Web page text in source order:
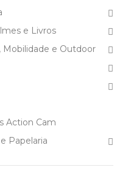
e Livros
Mobilidade e Outdoor
Action Cam
Papelaria